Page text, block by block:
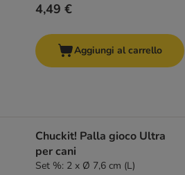
4,49 €
Aggiungi al carrello
Chuckit! Palla gioco Ultra
per cani
Set %: 2 x Ø 7,6 cm (L)